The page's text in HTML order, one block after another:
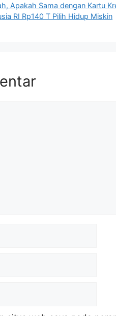
Apakah Sama dengan Kartu
RI Rp140 T Pilih Hidup Miskin